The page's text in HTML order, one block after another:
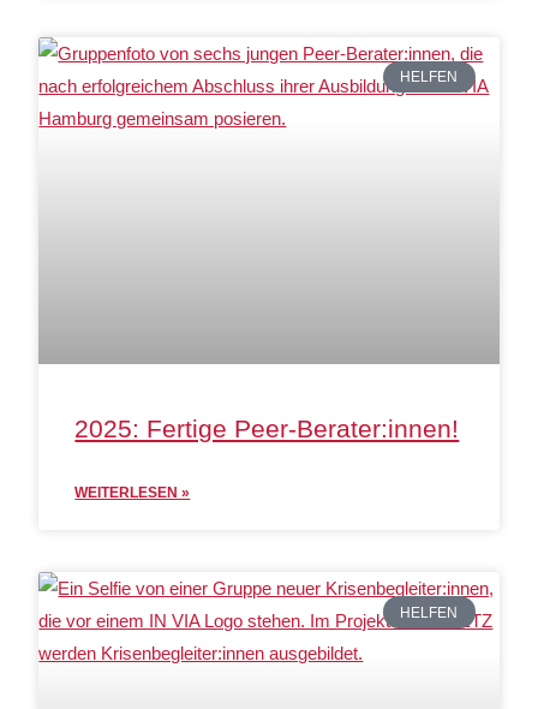
HELFEN
2025: Fertige Peer-Berater:innen!
WEITERLESEN »
HELFEN